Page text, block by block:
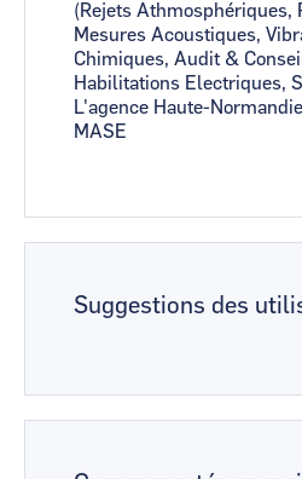
(Rejets Athmosphériques,
Mesures Acoustiques,
Chimiques, Audit &
Habilitations Electriques,
L'agence Haute-
MASE
Suggestions des